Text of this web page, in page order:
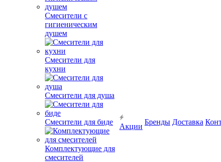
Смесители с
гигиеническим
душем
Смесители для
кухни
Смесители для душа
Смесители для биде
Комплектующие для
смесителей
Акции
Бренды Доставка